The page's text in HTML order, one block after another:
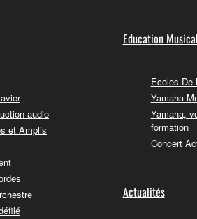
audio
et Amplis
Education
Ecoles De
Yamaha
Yamaha,
formation
Concert
Actualités